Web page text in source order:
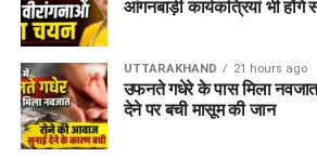
आंगनबाड़ी कार्यकत्रियां भी होंगे
UTTARAKHAND 21 hours ago
उफनते गधेरे के पास मिला
देने पर बची मासूम की जान